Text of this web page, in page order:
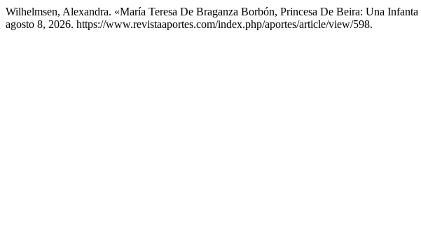
Wilhelmsen, Alexandra. «María Teresa De Braganza Borbón, Princesa De Beira: Una
agosto 8, 2026. https://www.revistaaportes.com/index.php/aportes/article/view/598.